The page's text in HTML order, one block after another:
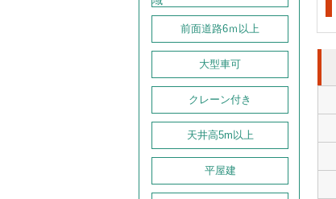
前面道路6ｍ以上
大型車可
クレーン付き
天井高5m以上
平屋建